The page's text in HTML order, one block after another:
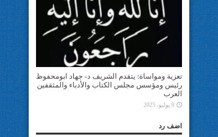
تعزية ومواساة: يتقدم الشريف د- جهاد ابومحفوظ
رئيس ومؤسس مجلس الكتاب والأدباء والمثقفين
العرب
9 يوليو، 2025
اضف رد